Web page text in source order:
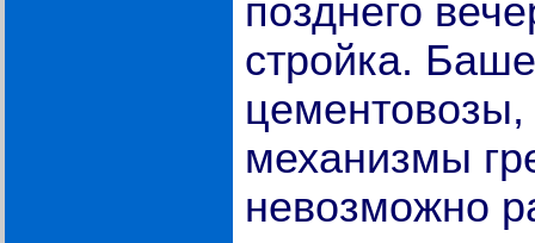
позднего
стройка.
механизмы
невозможно